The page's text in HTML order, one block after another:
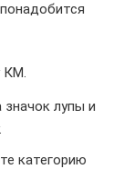
КМ.
значок лупы и
категорию